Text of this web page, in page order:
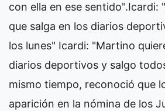
con ella en ese sentido".Icardi:
que salga en los diarios
los lunes" Icardi: "Martino
diarios deportivos y salgo
mismo tiempo, reconoció que
aparición en la nómina de los